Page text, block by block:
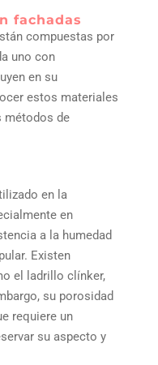
fachadas
compuestas por
uno con
en su
estos materiales
métodos de
en la
en
a la humedad
Existen
el ladrillo clínker,
su porosidad
requiere un
su aspecto y